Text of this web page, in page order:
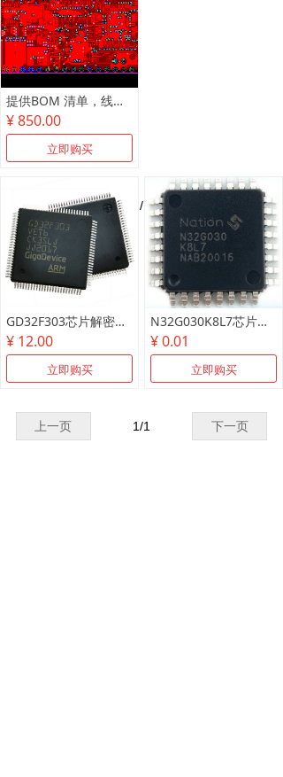
提供BOM 清单，线路板抄板，原理图制作
¥ 850.00
立即购买
上一页 下一页
/ 1
GD32F303芯片解密测试样片/可代烧录
¥ 12.00
立即购买
N32G030K8L7芯片解密测试样片
¥ 0.01
立即购买
上一页 下一页
1/1